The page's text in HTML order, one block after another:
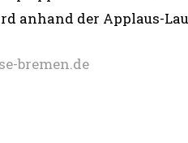
anhand der Applaus-
bremen.de